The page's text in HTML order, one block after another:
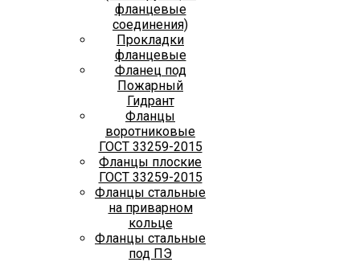
фланцевые
соединения)
Прокладки
фланцевые
Фланец под
Пожарный
Гидрант
Фланцы
воротниковые
ГОСТ 33259-2015
Фланцы плоские
ГОСТ 33259-2015
Фланцы стальные
на приварном
кольце
Фланцы стальные
под ПЭ